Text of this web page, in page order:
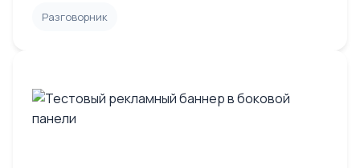
Разговорник